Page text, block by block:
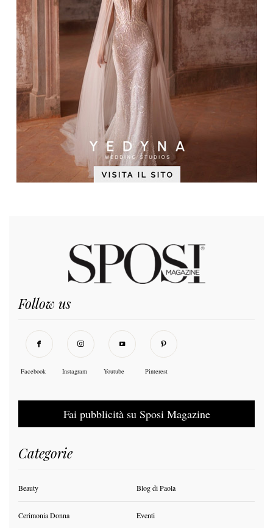
Follow us
Facebook Instagram Youtube Pinterest
Fai pubblicità su Sposi Magazine
Categorie
Beauty Blog di Paola
Cerimonia Donna Eventi